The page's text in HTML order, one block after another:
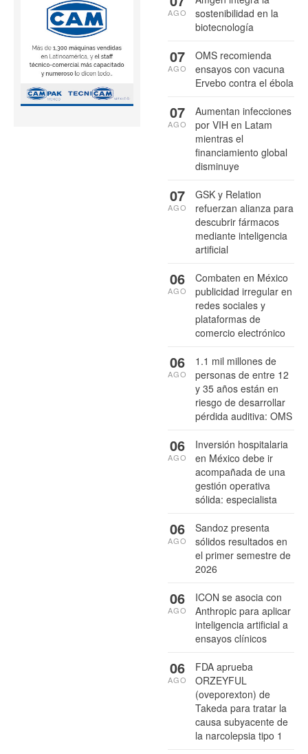
sostenibilidad en la
biotecnología
AGO
OMS recomienda
ensayos con vacuna
Ervebo contra el ébola
07
AGO
Aumentan infecciones
por VIH en Latam
mientras el
financiamiento global
disminuye
07
AGO
GSK y Relation
refuerzan alianza para
descubrir fármacos
mediante inteligencia
artificial
07
AGO
Combaten en México
publicidad irregular en
redes sociales y
plataformas de
comercio electrónico
06
AGO
1.1 mil millones de
personas de entre 12
y 35 años están en
riesgo de desarrollar
pérdida auditiva: OMS
06
AGO
Inversión hospitalaria
en México debe ir
acompañada de una
gestión operativa
sólida: especialista
06
AGO
Sandoz presenta
sólidos resultados en
el primer semestre de
2026
06
AGO
ICON se asocia con
Anthropic para aplicar
inteligencia artificial a
ensayos clínicos
06
AGO
FDA aprueba
ORZEYFUL
(oveporexton) de
Takeda para tratar la
causa subyacente de
la narcolepsia tipo 1
06
AGO